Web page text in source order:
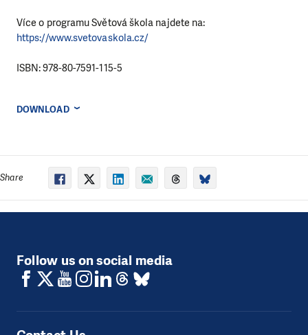
Více o programu Světová škola najdete na:
https://www.svetovaskola.cz/
ISBN: 978-80-7591-115-5
DOWNLOAD
Share
Follow us on social media